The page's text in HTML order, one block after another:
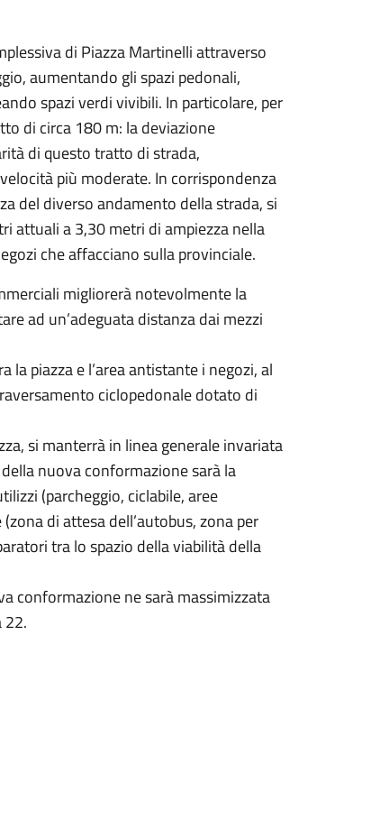
di Piazza Martinelli attraverso
aumentando gli spazi pedonali,
spazi verdi vivibili. In particolare, per
di circa 180 m: la deviazione
di questo tratto di strada,
più moderate. In corrispondenza
del diverso andamento della strada, si
attuali a 3,30 metri di ampiezza nella
che affacciano sulla provinciale.
migliorerà notevolmente la
ad un’adeguata distanza dai mezzi
piazza e l’area antistante i negozi, al
ciclopedonale dotato di
si manterrà in linea generale invariata
nuova conformazione sarà la
(parcheggio, ciclabile, aree
di attesa dell’autobus, zona per
tra lo spazio della viabilità della
conformazione ne sarà massimizzata
22.